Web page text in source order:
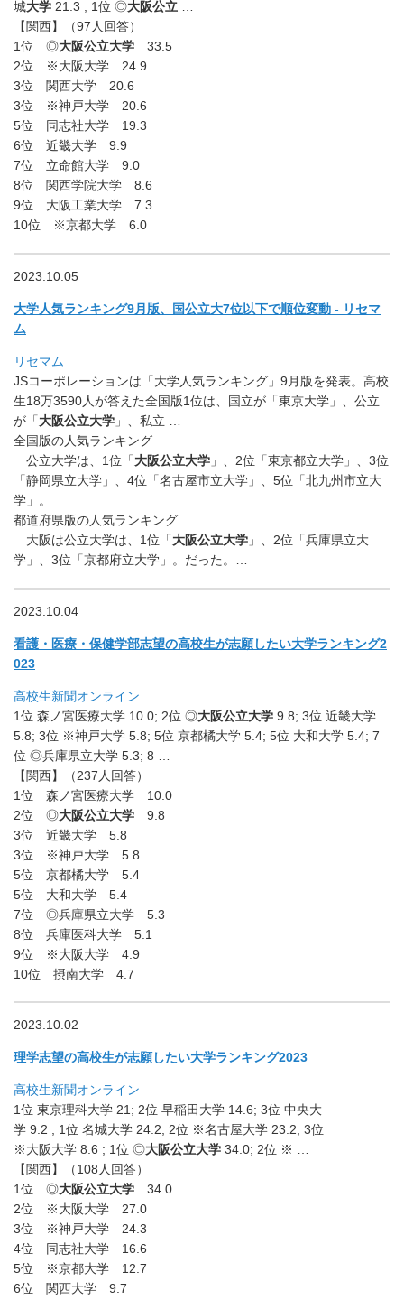
城大学 21.3 ; 1位 ◎大阪公立
【関西】（97人回答）
1位 ◎大阪公立大学 33.5
2位 ※大阪大学 24.9
3位 関西大学 20.6
3位 ※神戸大学 20.6
5位 同志社大学 19.3
6位 近畿大学 9.9
7位 立命館大学 9.0
8位 関西学院大学 8.6
9位 大阪工業大学 7.3
10位 ※京都大学 6.0
2023.10.05
大学人気ランキング9月版、国公立大7位以下で順位変動 - リセマ
ム
リセマム
JSコーポレーションは「大学人気ランキング」9月版を発表。 高校
生18万3590人が答えた全国版1位は、国立が「東京大学」、公立
が「大阪公立大学 」、私立 …
全国版の人気ランキング
公立大学は、1位「大阪公立大学 」、2位「東京都立大学」、3位
「静岡県立大学」、4位「名古屋市立大学」、5位「北九州市立大
学」。
都道府県版の人気ランキング
大阪は公立大学は、1位「大阪公立大学 」、2位「兵庫県立大
学」、3位「京都府立大学」。だった。…
2023.10.04
看護・医療・保健学部志望の高校生が志願したい大学ランキング2
023
高校生新聞オンライン
1位 森ノ宮医療大学 10.0; 2位 ◎大阪公立大学 9.8; 3位 近畿大学
5.8; 3位 ※神戸大学 5.8; 5位 京都橘大学 5.4; 5位 大和大学 5.4; 7
位 ◎兵庫県立大学 5.3; 8 …
【関西】（237人回答）
1位 森ノ宮医療大学 10.0
2位 ◎大阪公立大学 9.8
3位 近畿大学 5.8
3位 ※神戸大学 5.8
5位 京都橘大学 5.4
5位 大和大学 5.4
7位 ◎兵庫県立大学 5.3
8位 兵庫医科大学 5.1
9位 ※大阪大学 4.9
10位 摂南大学 4.7
2023.10.02
理学志望の高校生が志願したい大学ランキング2023
高校生新聞オンライン
1位 東京理科大学 21; 2位 早稲田大学 14.6; 3位 中央大
学 9.2 ; 1位 名城大学 24.2; 2位 ※名古屋大学 23.2; 3位
※大阪大学 8.6 ; 1位 ◎大阪公立大学 34.0; 2位 ※ …
【関西】（108人回答）
1位 ◎大阪公立大学 34.0
2位 ※大阪大学 27.0
3位 ※神戸大学 24.3
4位 同志社大学 16.6
5位 ※京都大学 12.7
6位 関西大学 9.7